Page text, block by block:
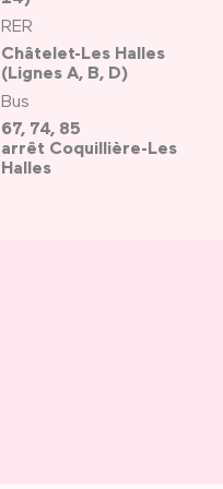
RER
Châtelet-Les Halles
(Lignes A, B, D)
Bus
67, 74, 85
arrêt Coquillière-Les
Halles